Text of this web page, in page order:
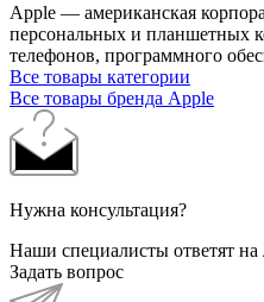
Apple — американская
персональных и планшетных
телефонов, программного
Все товары категории
Все товары бренда Apple
Нужна консультация?
Наши специалисты ответят
Задать вопрос